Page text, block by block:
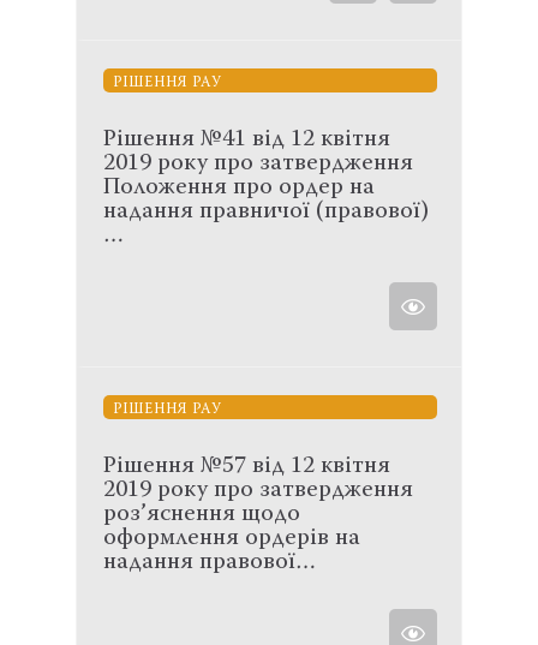
РІШЕННЯ РАУ
Рішення №41 від 12 квітня
2019 року про затвердження
Положення про ордер на
надання правничої (правової)
…
РІШЕННЯ РАУ
Рішення №57 від 12 квітня
2019 року про затвердження
роз’яснення щодо
оформлення ордерів на
надання правової…